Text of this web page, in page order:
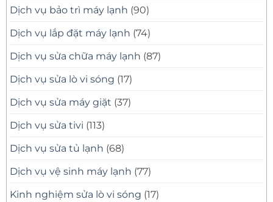
Dịch vụ bảo trì máy lạnh (90)
Dịch vụ lắp đặt máy lạnh (74)
Dịch vụ sửa chữa máy lạnh (87)
Dịch vụ sửa lò vi sóng (17)
Dịch vụ sửa máy giặt (37)
Dịch vụ sửa tivi (113)
Dịch vụ sửa tủ lạnh (68)
Dịch vụ vệ sinh máy lạnh (77)
Kinh nghiệm sửa lò vi sóng (17)